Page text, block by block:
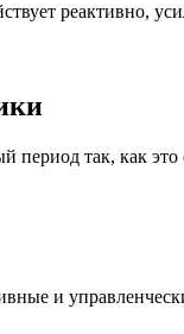
реактивно,
период так, как
и